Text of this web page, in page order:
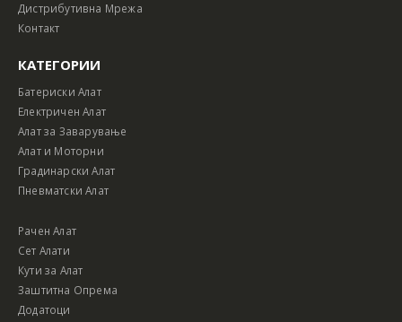
Дистрибутивна Мрежа
Контакт
КАТЕГОРИИ
Батериски Алат
Електричен Алат
Алат за Заварување
Алат и Моторни
Градинарски Алат
Пневматски Алат
Рачен Алат
Сет Алати
Кути за Алат
Заштитна Опрема
Додатоци